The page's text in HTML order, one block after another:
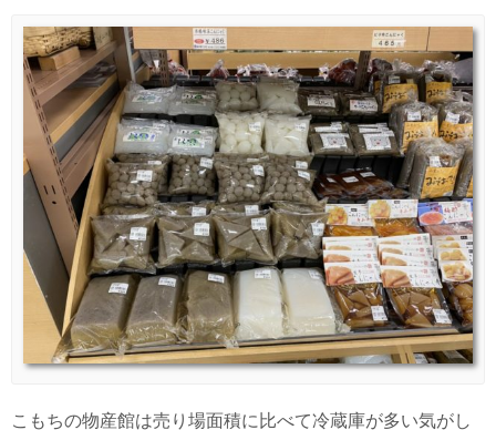
こもちの物産館は売り場面積に比べて冷蔵庫が多い気がし